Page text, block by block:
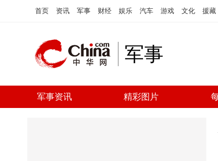
首页 资讯 军事 财经 娱乐 汽车 游戏 文化 援藏
军事
军事资讯 精彩图片